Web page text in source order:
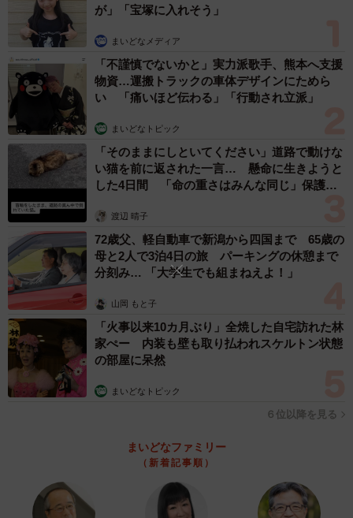
ものを下に置くようにはしていました。突っ張り棒は翌日
にすぐ買いに行きました」
―このタンス…かなり重かったのでは…
「重かったです。改めて大変危険なところで寝ていたのだ
と痛感しました。また、タンスの引き出しについている金
具が衝撃で壊れてしまい、収納するのに苦労しました。そ
れと、寒さに弱い植物を4鉢、冬期の間だけ室内で育ててい
たんですが、そのうちの1鉢の砂が盛大にこぼれていまし
た。畳の部屋なので、細かい砂がイグサのすき間に入り込
んでおり、箒で掃ききってもざらざらが残っていて気持ち
悪かったですね」
マヒロッツォさんは静岡出身で、4年前に仕事の都合で仙台
に引っ越したといい、東日本大震災の時は高校生だったそ
うです。静岡では近い将来起きるとされる南海トラフ巨大
地震を想定し、小中高での防災教育が熱心に行われ、マヒ
ロッツォさんも小学生時代、防災新聞を全員作成したとい
に置き、浴槽に水をためるなどの対策をしていたそうで
が」「宝塚に入れそう」
まいどなメディア
「不謹慎でないかと」実力派歌手、熊本へ支援
物資…運搬トラックの車体デザインにためら
い 「痛いほど伝わる」「行動され立派」
まいどなトピック
「そのままにしといてください」道路で動けな
い猫を前に返された一言… 懸命に生きようと
した4日間 「命の重さはみんな同じ」保護団
渡辺 晴子
72歳父、軽自動車で新潟から四国まで 65歳の
母と2人で3泊4日の旅 パーキングの休憩まで
分刻み… 「大学生でも組まねえよ！」
山岡 もと子
「火事以来10カ月ぶり」全焼した自宅訪れた林
家ぺー 内装も壁も取り払われスケルトン状態
の部屋に呆然
まいどなトピック
６位以降を見る
まいどなファミリー
（新着記事順）